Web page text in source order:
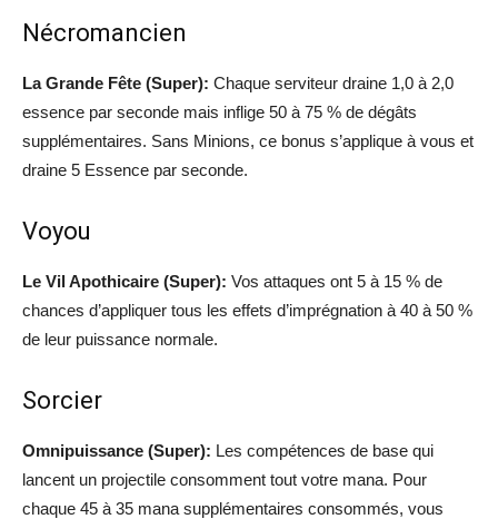
Nécromancien
La Grande Fête (Super): Chaque serviteur draine 1,0 à 2,0
essence par seconde mais inflige 50 à 75 % de dégâts
supplémentaires. Sans Minions, ce bonus s’applique à vous et
draine 5 Essence par seconde.
Voyou
Le Vil Apothicaire (Super): Vos attaques ont 5 à 15 % de
chances d’appliquer tous les effets d’imprégnation à 40 à 50 %
de leur puissance normale.
Sorcier
Omnipuissance (Super): Les compétences de base qui
lancent un projectile consomment tout votre mana. Pour
chaque 45 à 35 mana supplémentaires consommés, vous